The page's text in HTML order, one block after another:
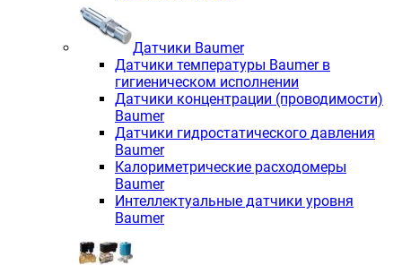
Датчики Baumer
Датчики температуры Baumer в
гигиеническом исполнении
Датчики концентрации (проводимости)
Baumer
Датчики гидростатического давления
Baumer
Калориметрические расходомеры
Baumer
Интеллектуальные датчики уровня
Baumer